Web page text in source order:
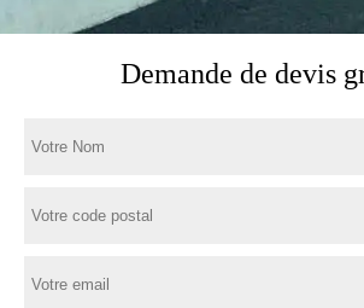
Demande de devis